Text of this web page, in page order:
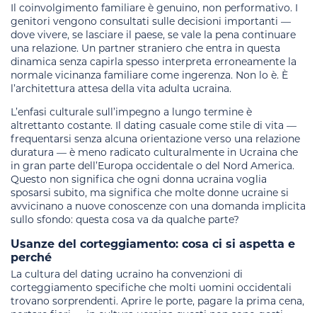
Il coinvolgimento familiare è genuino, non performativo. I
genitori vengono consultati sulle decisioni importanti —
dove vivere, se lasciare il paese, se vale la pena continuare
una relazione. Un partner straniero che entra in questa
dinamica senza capirla spesso interpreta erroneamente la
normale vicinanza familiare come ingerenza. Non lo è. È
l’architettura attesa della vita adulta ucraina.
L’enfasi culturale sull’impegno a lungo termine è
altrettanto costante. Il dating casuale come stile di vita —
frequentarsi senza alcuna orientazione verso una relazione
duratura — è meno radicato culturalmente in Ucraina che
in gran parte dell’Europa occidentale o del Nord America.
Questo non significa che ogni donna ucraina voglia
sposarsi subito, ma significa che molte donne ucraine si
avvicinano a nuove conoscenze con una domanda implicita
sullo sfondo: questa cosa va da qualche parte?
Usanze del corteggiamento: cosa ci si aspetta e
perché
La cultura del dating ucraino ha convenzioni di
corteggiamento specifiche che molti uomini occidentali
trovano sorprendenti. Aprire le porte, pagare la prima cena,